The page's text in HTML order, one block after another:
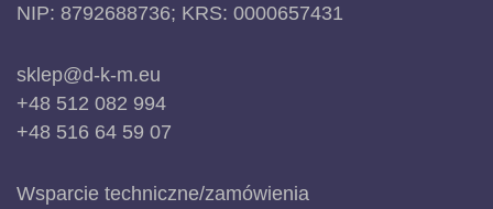
NIP: 8792688736; KRS: 0000657431
sklep@d-k-m.eu
+48 512 082 994
+48 516 64 59 07
Wsparcie techniczne/zamówienia